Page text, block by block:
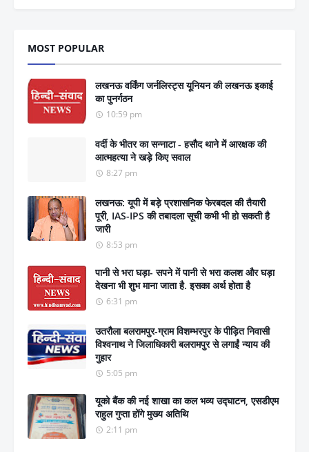
MOST POPULAR
लखनऊ वर्किंग जर्नलिस्ट्स यूनियन की लखनऊ इकाई
का पुनर्गठन
10:59 pm
वर्दी के भीतर का सन्नाटा - हसौद थाने में आरक्षक की
आत्महत्या ने खड़े किए सवाल
8:27 pm
लखनऊ: यूपी में बड़े प्रशासनिक फेरबदल की तैयारी
पूरी, IAS-IPS की तबादला सूची कभी भी हो सकती है
जारी
8:53 pm
पानी से भरा घड़ा- सपने में पानी से भरा कलश और घड़ा
देखना भी शुभ माना जाता है. इसका अर्थ होता है
6:31 pm
उतरौला बलरामपुर-ग्राम विशम्भरपुर के पीड़ित निवासी
विश्वनाथ ने जिलाधिकारी बलरामपुर से लगाईं न्याय की
गुहार
5:05 pm
यूको बैंक की नई शाखा का कल भव्य उद्घाटन, एसडीएम
राहुल गुप्ता होंगे मुख्य अतिथि
2:11 pm